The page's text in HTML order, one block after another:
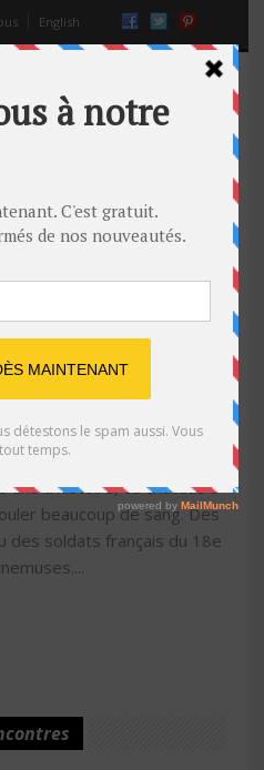
English
de la planète
effrayants,lieux hantés
prison hantée
(Ecosse) C’est le lieu le plus
ans d’histoire, ce château a
beaucoup de sang. Des
des soldats français du 18e